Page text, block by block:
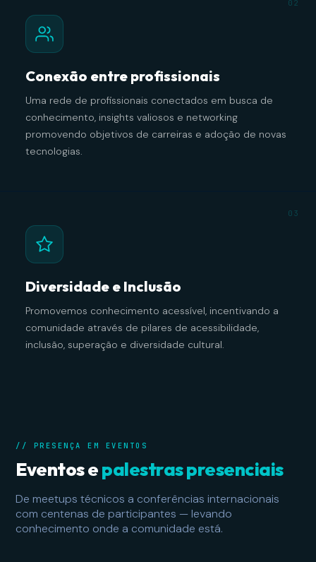
02
Conexão entre profissionais
Uma rede de profissionais conectados em busca de
conhecimento, insights valiosos e networking
promovendo objetivos de carreiras e adoção de novas
tecnologias.
03
Diversidade e Inclusão
Promovemos conhecimento acessível, incentivando a
comunidade através de pilares de acessibilidade,
inclusão, superação e diversidade cultural.
// PRESENÇA EM EVENTOS
Eventos epalestras presenciais
De meetups técnicos a conferências internacionais
com centenas de participantes — levando
conhecimento onde a comunidade está.